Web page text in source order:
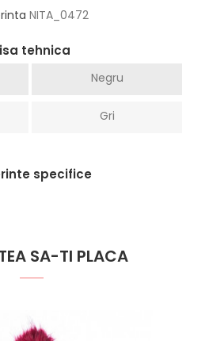
NITA_0472
tehnica
Negru
Gri
specifice
SA-TI PLACA